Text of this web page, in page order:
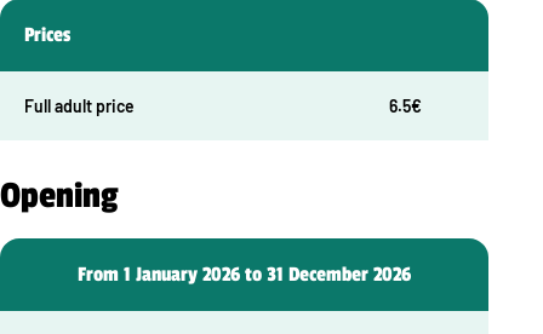
Prices
Full adult price 6.5€
Opening
From 1 January 2026 to 31 December 2026